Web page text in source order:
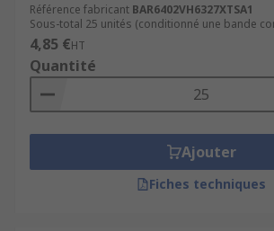
Référence fabricant BAR6402VH6327XTSA1
Sous-total 25 unités (conditionné une bande
4,85 €HT
Quantité
Ajouter
Fiches techniques